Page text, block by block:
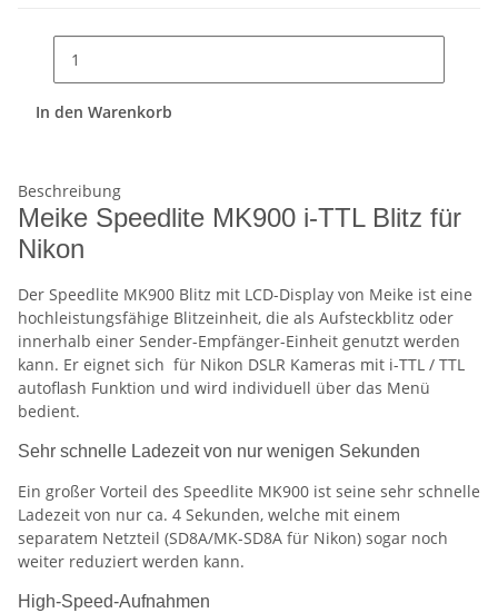
In den Warenkorb
Beschreibung
Meike Speedlite MK900 i-TTL Blitz für
Nikon
Der Speedlite MK900 Blitz mit LCD-Display von Meike ist eine
hochleistungsfähige Blitzeinheit, die als Aufsteckblitz oder
innerhalb einer Sender-Empfänger-Einheit genutzt werden
kann. Er eignet sich für Nikon DSLR Kameras mit i-TTL / TTL
autoflash Funktion und wird individuell über das Menü
bedient.
Sehr schnelle Ladezeit von nur wenigen Sekunden
Ein großer Vorteil des Speedlite MK900 ist seine sehr schnelle
Ladezeit von nur ca. 4 Sekunden, welche mit einem
separatem Netzteil (SD8A/MK-SD8A für Nikon) sogar noch
weiter reduziert werden kann.
High-Speed-Aufnahmen